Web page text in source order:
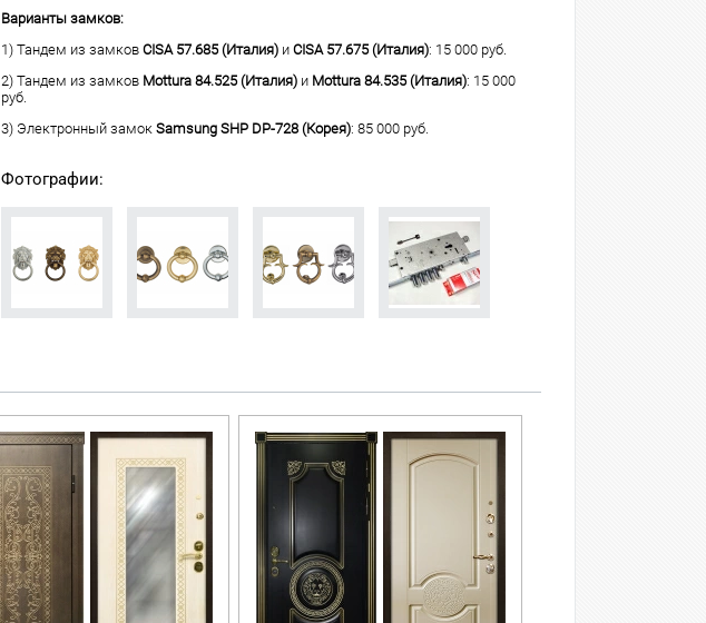
Варианты замков:
1) Тандем из замков CISA 57.685 (Италия) и CISA 57.675 (Италия): 15 000 руб.
2) Тандем из замков Mottura 84.525 (Италия) и Mottura 84.535 (Италия): 15 000
руб.
3) Электронный замок Samsung SHP DP-728 (Корея): 85 000 руб.
Фотографии: